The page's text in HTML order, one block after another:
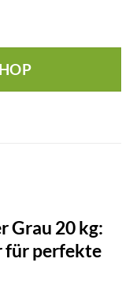
Grau 20 kg:
für perfekte